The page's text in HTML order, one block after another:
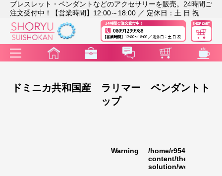
ブレスレット・ペンダントなどのアクセサリーを販売。24時間ご
注文受付中！【営業時間】12:00～18:00 ／ 定休日：土 日 祝
ドミニカ共和国産 ラリマー ペンダントト
ップ
Warning
/home/r9541948/
content/themes/
solution/